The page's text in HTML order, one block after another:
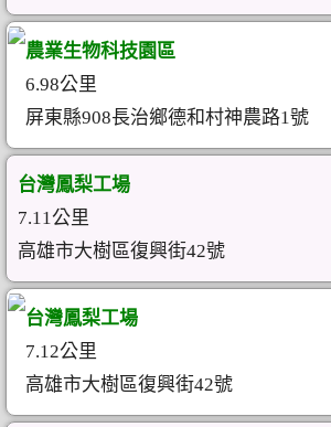
農業生物科技園區
6.98公里
屏東縣908長治鄉德和村神農路1號
台灣鳳梨工場
7.11公里
高雄市大樹區復興街42號
台灣鳳梨工場
7.12公里
高雄市大樹區復興街42號